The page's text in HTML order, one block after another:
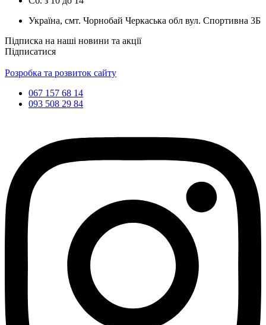
Україна, смт. Чорнобай Черкаська обл вул. Спортивна 3Б
Підписка на наші новини та акції
Підписатися
Розробка та розвиток сайту
067 157 68 14
093 508 29 84